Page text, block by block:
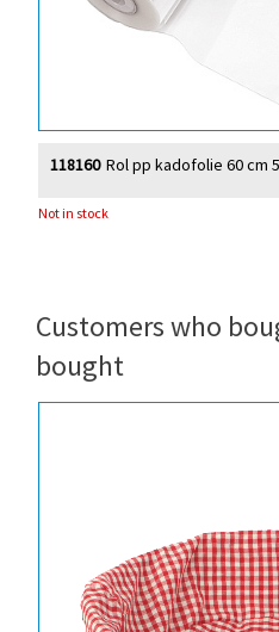
Rol pp kadofolie 60 cm
118160
Not in stock
Customers who
bought